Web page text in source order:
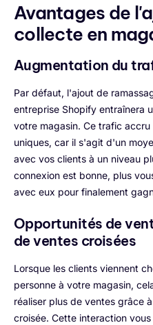
Avantages de
collecte en
Augmentation du
Par défaut, l'ajout de
entreprise Shopify entraînera
votre magasin. Ce trafic
uniques, car il s'agit d'un
avec vos clients à un niveau
connexion est bonne, plus
avec eux pour finalement
Opportunités de
de ventes croisées
Lorsque les clients viennent
personne à votre magasin,
réaliser plus de ventes grâce
croisée. Cette interaction